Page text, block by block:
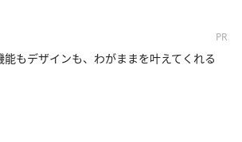
PR
もデザインも、わがままを叶えてくれる